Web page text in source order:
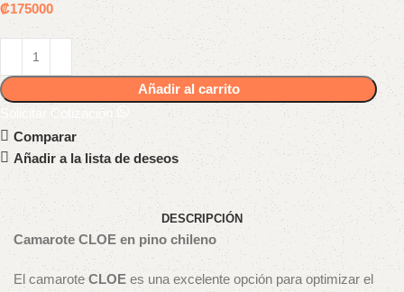
₡175000
Añadir al carrito
Solicitar Cotización
Comparar
Añadir a la lista de deseos
DESCRIPCIÓN
Camarote CLOE en pino chileno
El camaroteCLOE es una excelente opción para optimizar el